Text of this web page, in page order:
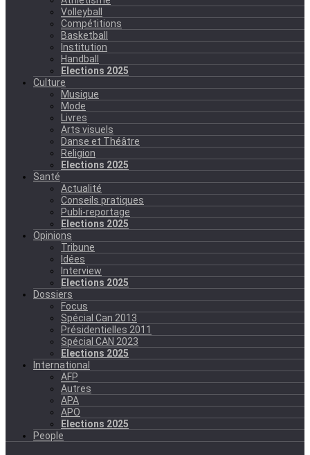
Volleyball
Compétitions
Basketball
Institution
Handball
Elections 2025
Culture
Musique
Mode
Livres
Arts visuels
Danse et Théâtre
Religion
Elections 2025
Santé
Actualité
Conseils pratiques
Publi-reportage
Elections 2025
Opinions
Tribune
Idées
Interview
Elections 2025
Dossiers
Focus
Spécial Can 2013
Présidentielles 2011
Spécial CAN 2023
Elections 2025
International
AFP
Autres
APA
APO
Elections 2025
People